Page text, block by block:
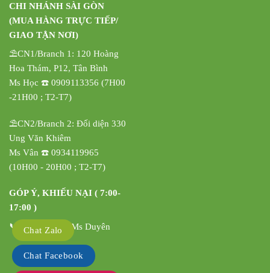
CHI NHÁNH SÀI GÒN
(MUA HÀNG TRỰC TIẾP/
GIAO TẬN NƠI)
⛱️CN1/Branch 1: 120 Hoàng
Hoa Thám, P12, Tân Bình
Ms Học ☎️ 0909113356 (7H00
-21H00 ; T2-T7)
⛱️CN2/Branch 2: Đối diện 330
Ung Văn Khiêm
Ms Vân ☎️ 0934119965
(10H00 - 20H00 ; T2-T7)
GÓP Ý, KHIẾU NẠI ( 7:00-
17:00 )
📞 0908342837 Ms Duyên
Chat Zalo
Chat Facebook